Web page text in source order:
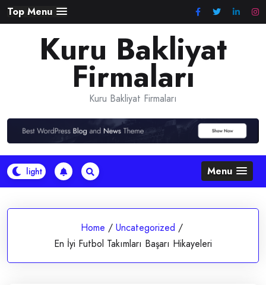
Skip
to
Top Menu
Kuru Bakliyat
Firmaları
Kuru Bakliyat Firmaları
Menu
Home / Uncategorized /
En İyi Futbol Takımları Başarı Hikayeleri